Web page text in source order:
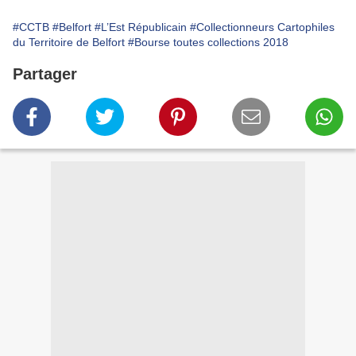
#CCTB #Belfort #L’Est Républicain #Collectionneurs Cartophiles
du Territoire de Belfort #Bourse toutes collections 2018
Partager